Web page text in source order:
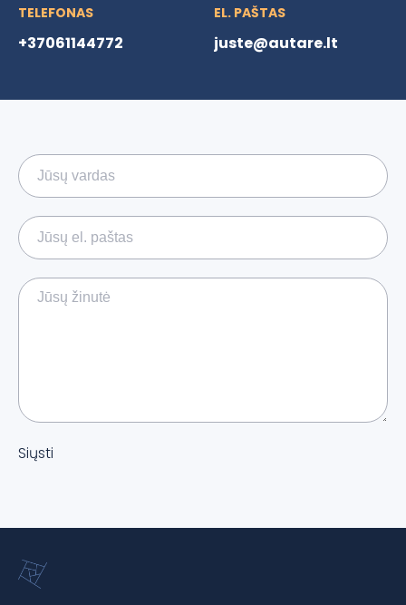
TELEFONAS
+37061144772
EL. PAŠTAS
juste@autare.lt
Siųsti